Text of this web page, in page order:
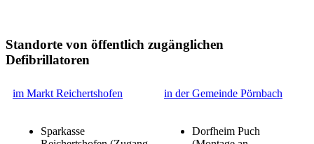
Standorte von öffentlich zugänglichen
Defibrillatoren
im Markt Reichertshofen in der Gemeinde Pörnbach
Sparkasse
Dorfheim Puch